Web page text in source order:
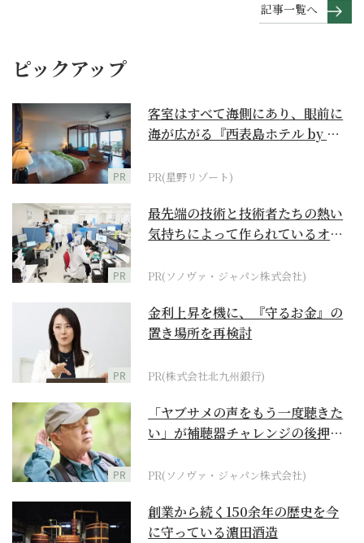
記事一覧へ
ピックアップ
PR
客室はすべて海側にあり、眼前に
海が広がる『西表島ホテル by 星
PR(星野リゾート)
PR
最先端の技術と技術者たちの熱い
気持ちによって作られているオー
PR(ソノヴァ・ジャパン株式会社)
PR
金利上昇を機に、『守るお金』の
置き場所を再検討
PR(株式会社北九州銀行)
PR
「ヤブサメの声をもう一度聴きた
い」が補聴器チャレンジの後押し
PR(ソノヴァ・ジャパン株式会社)
創業から続く150余年の歴史を今
に守っている濵田酒造